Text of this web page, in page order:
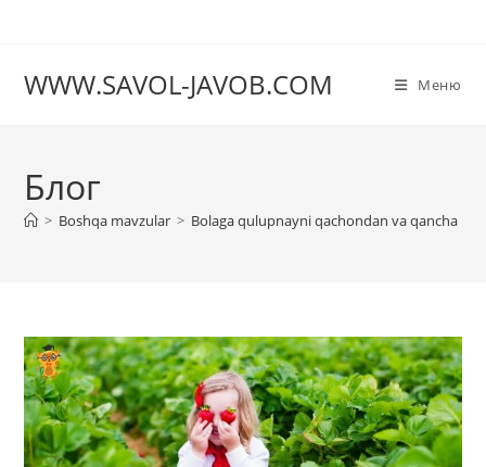
WWW.SAVOL-JAVOB.COM Меню
Блог
> Boshqa mavzular > Bolaga qulupnayni qachondan va qancha